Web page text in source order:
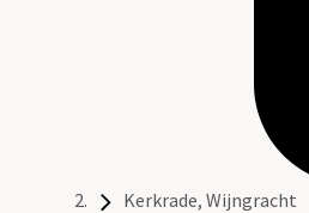
Kerkrade, Wijngracht